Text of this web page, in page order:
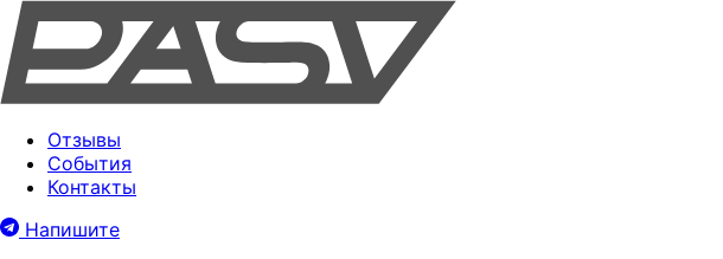
Отзывы
События
Контакты
Напишите